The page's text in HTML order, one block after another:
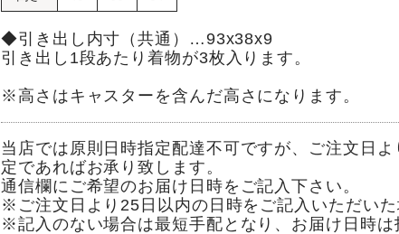
◆引き出し内寸（共通）…93x38x9
引き出し1段あたり着物が3枚入ります。
※高さはキャスターを含んだ高さになります。
当店では原則日時指定配達不可ですが、ご注文日
定であればお承り致します。
通信欄にご希望のお届け日時をご記入下さい。
※ご注文日より25日以内の日時をご記入いただいた
※記入のない場合は最短手配となり、お届け日時は